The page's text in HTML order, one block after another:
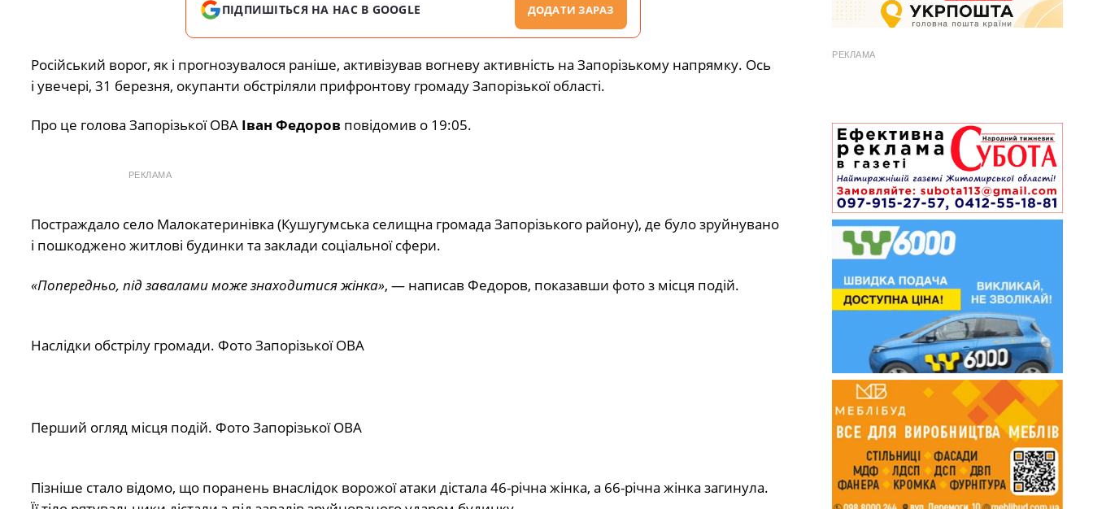
ПІДПИШІТЬСЯ НА НАС В GOOGLE ДОДАТИ ЗАРАЗ
Російський ворог, як і прогнозувалося раніше, активізував вогневу активність на Запорізькому напрямку. Ось
і увечері, 31 березня, окупанти обстріляли прифронтову громаду Запорізької області.
Про це голова Запорізької ОВА Іван Федоров повідомив о 19:05.
РЕКЛАМА
Постраждало село Малокатеринівка (Кушугумська селищна громада Запорізького району), де було зруйнувано
і пошкоджено житлові будинки та заклади соціальної сфери.
«Попередньо, під завалами може знаходитися жінка», — написав Федоров, показавши фото з місця подій.
Наслідки обстрілу громади. Фото Запорізької ОВА
Перший огляд місця подій. Фото Запорізької ОВА
Пізніше стало відомо, що поранень внаслідок ворожої атаки дістала 46-річна жінка, а 66-річна жінка загинула.
РЕКЛАМА